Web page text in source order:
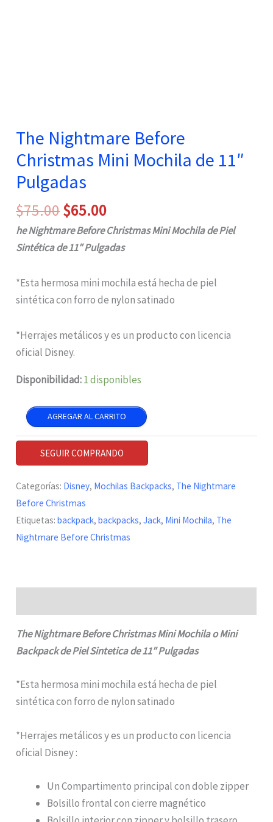
The Nightmare Before
Christmas Mini Mochila de 11″
Pulgadas
$75.00El
precio
original
$75.00.
$65.00El
precio
actual
$65.00.
he Nightmare Before Christmas Mini Mochila de Piel
Sintética de 11″ Pulgadas
*Esta hermosa mini mochila está hecha de piel
sintética con forro de nylon satinado
*Herrajes metálicos y es un producto con licencia
oficial Disney.
Disponibilidad:1 disponibles
The
Nightmare
Before
Christmas
Mini
Mochila
de
11"
AGREGAR AL CARRITO
SEGUIR COMPRANDO
Categorías: Disney, Mochilas Backpacks, The Nightmare
Before Christmas
Etiquetas:backpack,backpacks,Jack, Mini Mochila, The
Nightmare Before Christmas
The Nightmare Before Christmas Mini Mochila o Mini
Backpack de Piel Sintetica de 11″ Pulgadas
*Esta hermosa mini mochila está hecha de piel
sintética con forro de nylon satinado
*Herrajes metálicos y es un producto con licencia
oficial Disney :
Un Compartimento principal con doble zipper
Bolsillo frontal con cierre magnético